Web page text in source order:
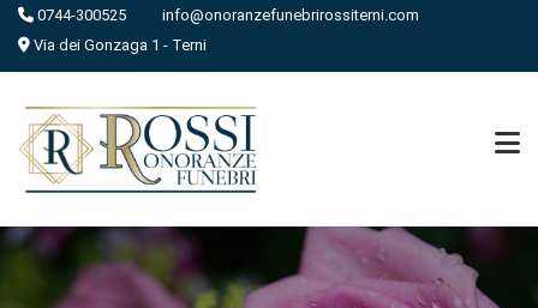
0744-300525
info@onoranzefunebrirossiterni.com
Via dei Gonzaga 1 - Terni